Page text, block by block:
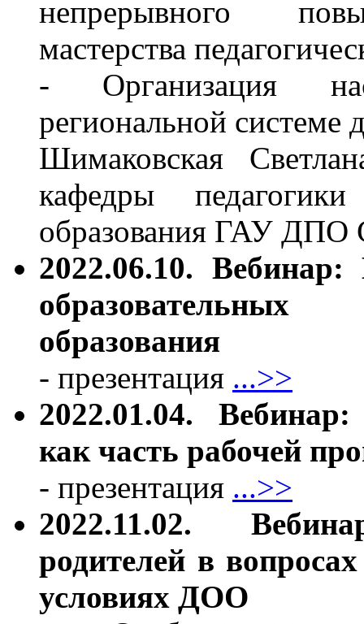
непрерывного
мастерства
- Организация
региональной системе
Шимаковская
кафедры
образования ГАУ
2022.06.10.
образования
- презентация ...>>
2022.01.04.
как часть рабочей
- презентация ...>>
2022.11.02.
родителей в
условиях ДОО